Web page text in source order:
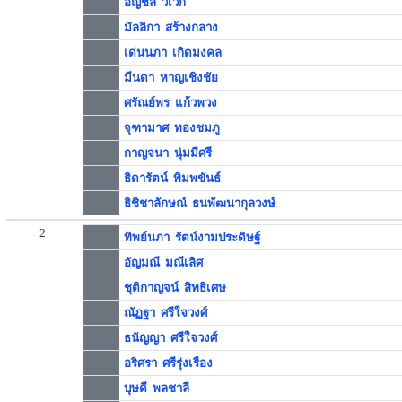
มัลลิกา สร้างกลาง
เด่นนภา เกิดมงคล
มีนดา หาญเชิงชัย
ศรัณย์พร แก้วพวง
จุฑามาศ ทองชมภู
กาญจนา นุ่มมีศรี
ธิดารัตน์ พิมพขันธ์
ธิชิชาลักษณ์ ธนพัฒนากุลวงษ์
2
ทิพย์นภา รัตน์งามประดิษฐ์
อัญมณี มณีเลิศ
ชุติกาญจน์ สิทธิเศษ
ณัฏฐา ศรีใจวงศ์
ธนัญญา ศรีใจวงศ์
อริศรา ศรีรุ่งเรือง
บุษดี พลชาลี